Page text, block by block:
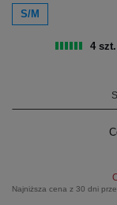
S/M
4 szt.
Najniższa cena z 30 dni